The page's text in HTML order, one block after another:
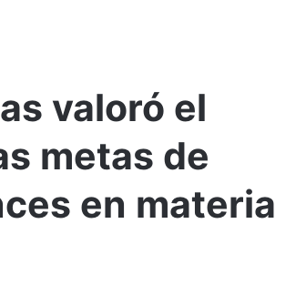
valoró el
metas de
en materia